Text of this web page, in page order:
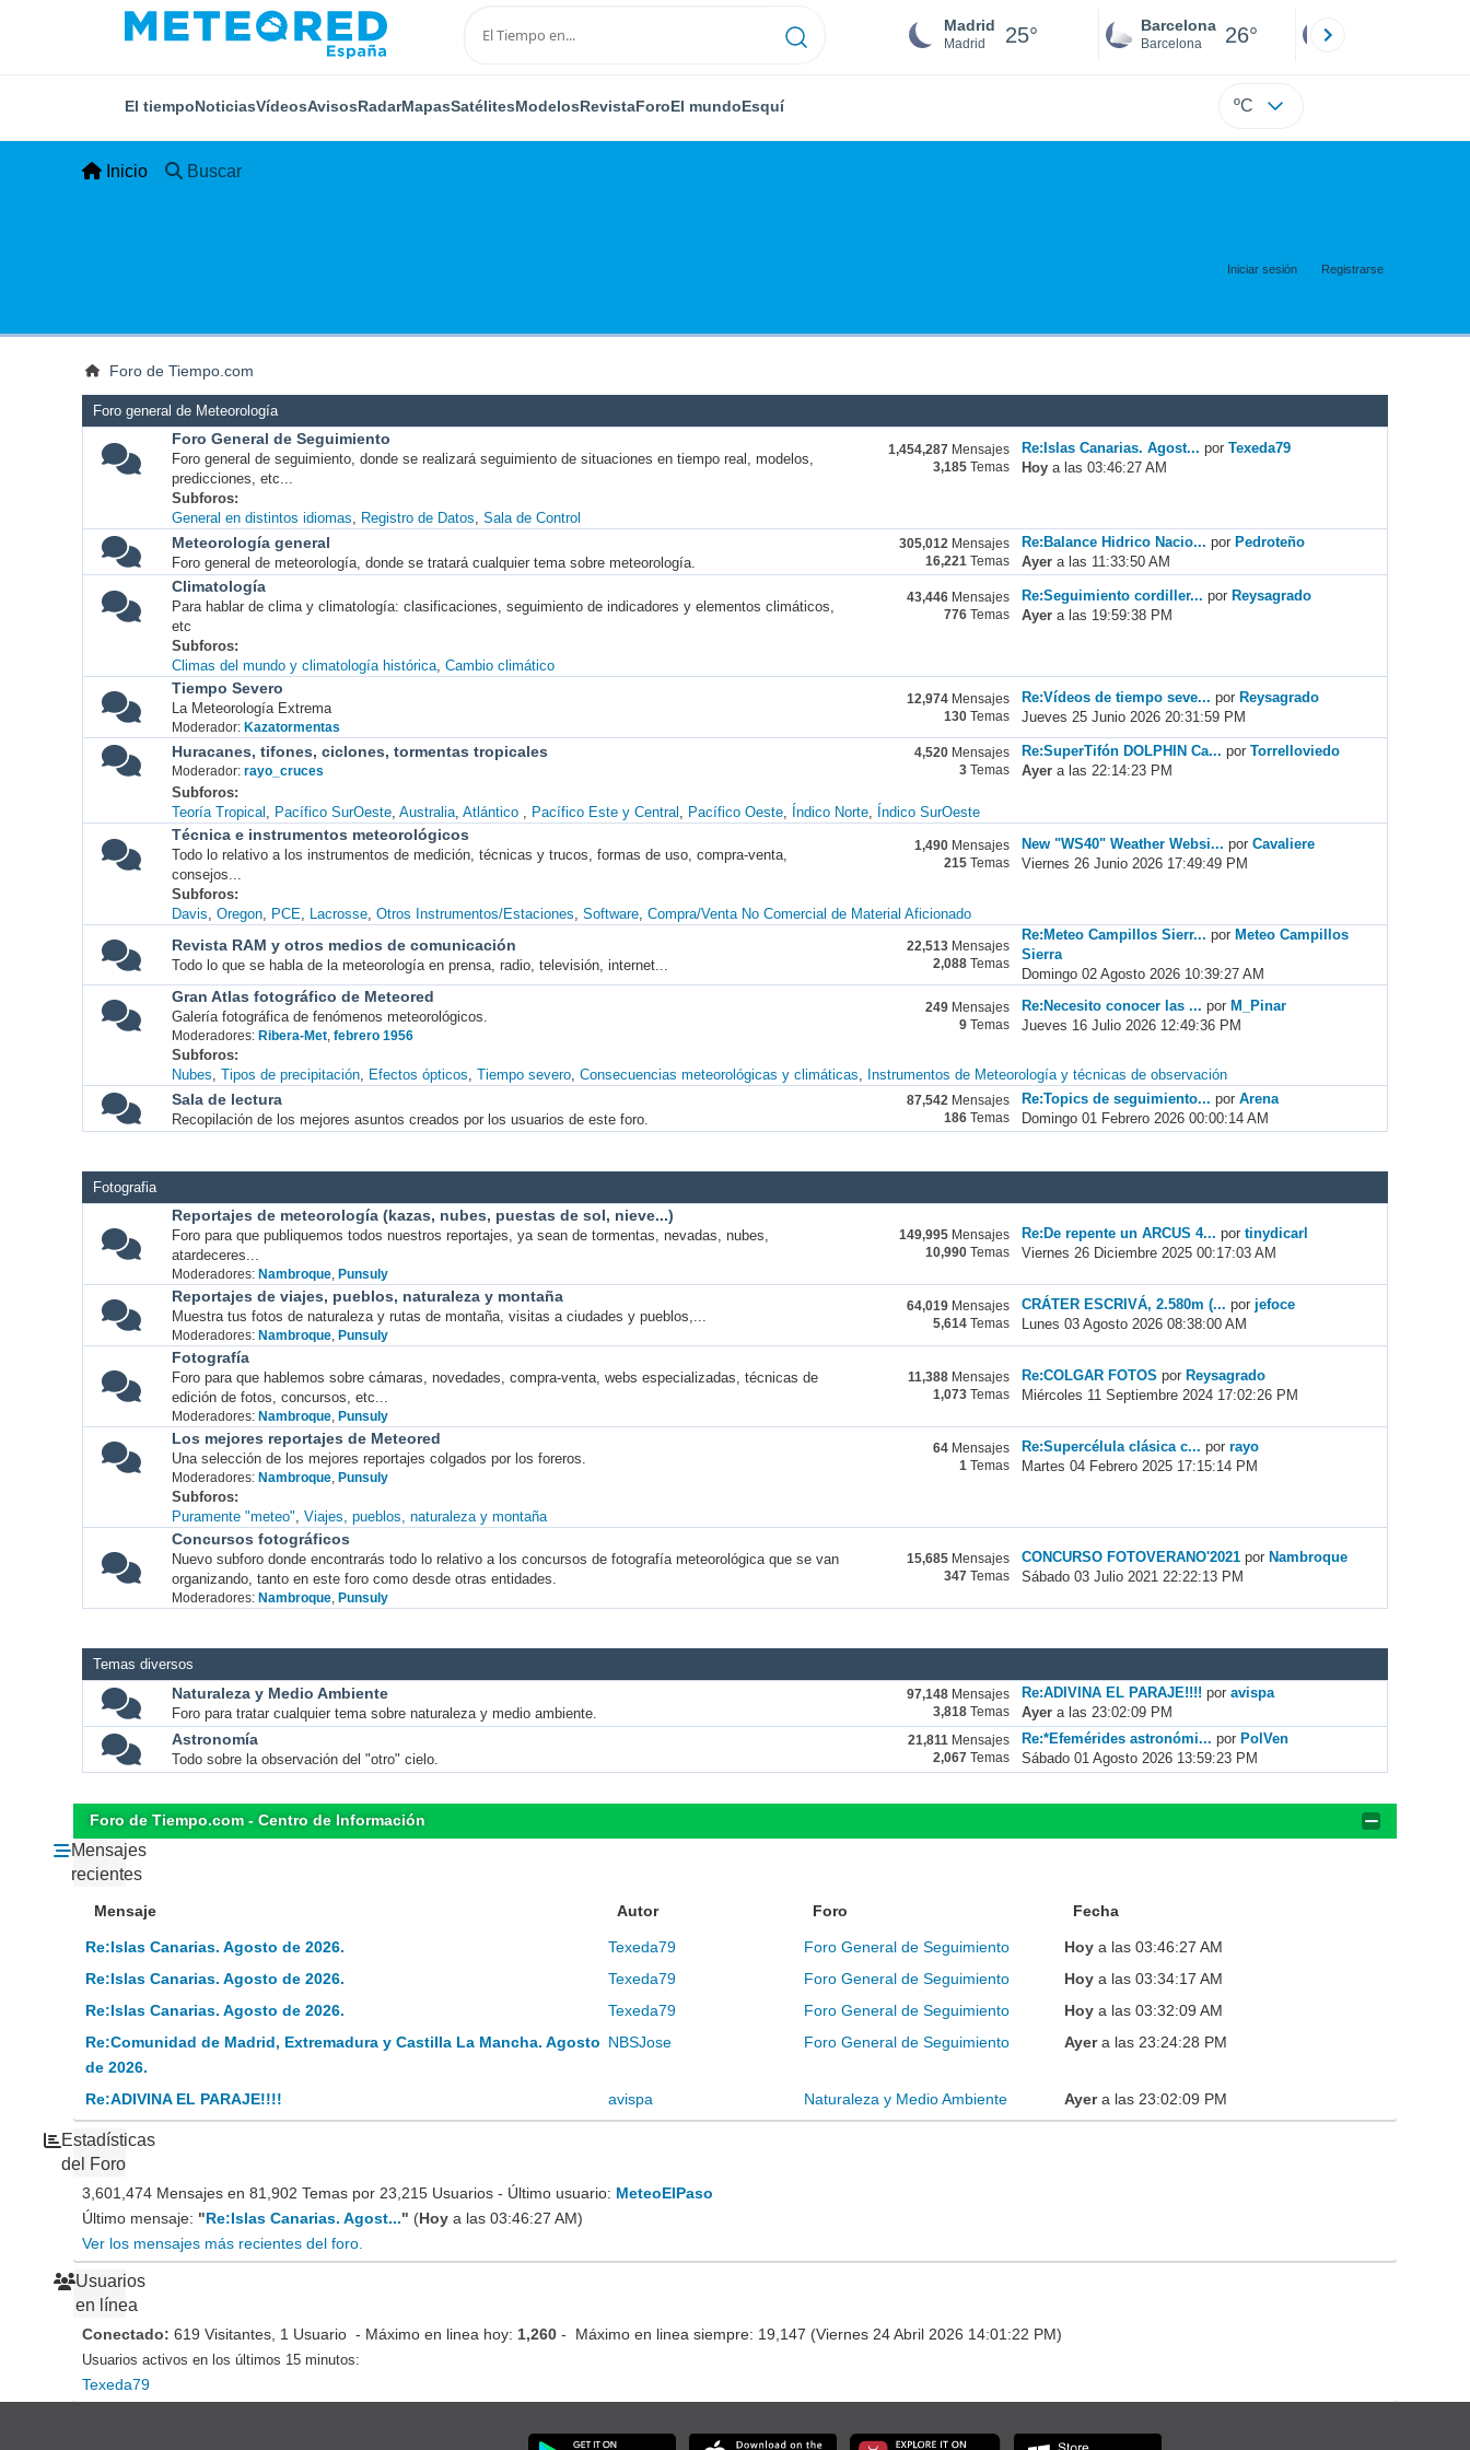
Madrid
Madrid 25° Barcelona
Barcelona 26°
El tiempoNoticiasVídeosAvisosRadarMapasSatélitesModelosRevistaForoEl mundoEsquí ºC
Inicio Buscar
Iniciar sesión Registrarse
Foro de Tiempo.com
Foro general de Meteorología
Foro General de Seguimiento
Foro general de seguimiento, donde se realizará seguimiento de situaciones en tiempo real, modelos,
predicciones, etc...
1,454,287 Mensajes
3,185 Temas
Re:Islas Canarias. Agost... porTexeda79
Hoy a las 03:46:27 AM
Subforos
General en distintos idiomas
Registro de Datos Sala de Control
Meteorología general
Foro general de meteorología, donde se tratará cualquier tema sobre meteorología.
305,012 Mensajes
16,221 Temas
Re:Balance Hidrico Nacio... porPedroteño
Ayer a las 11:33:50 AM
Climatología
Para hablar de clima y climatología: clasificaciones, seguimiento de indicadores y elementos climáticos,
etc
43,446 Mensajes
776 Temas
Re:Seguimiento cordiller... por Reysagrado
Ayer a las 19:59:38 PM
Subforos
Climas del mundo y climatología histórica Cambio climático
Tiempo Severo
La Meteorología Extrema
Moderador: Kazatormentas
12,974 Mensajes
130 Temas
Re:Vídeos de tiempo seve... porReysagrado
Jueves 25 Junio 2026 20:31:59 PM
Huracanes, tifones, ciclones, tormentas tropicales
Moderador: rayo_cruces
4,520 Mensajes
3 Temas
Re:SuperTifón DOLPHIN Ca... porTorrelloviedo
Ayer a las 22:14:23 PM
Subforos
Teoría Tropical
Pacífico SurOeste Australia Atlántico Pacífico Este y Central Pacífico Oeste Índico Norte Índico SurOeste
Técnica e instrumentos meteorológicos
Todo lo relativo a los instrumentos de medición, técnicas y trucos, formas de uso, compra-venta,
consejos...
1,490 Mensajes
215 Temas
New "WS40" Weather Websi... porCavaliere
Viernes 26 Junio 2026 17:49:49 PM
Subforos
Davis Oregon PCE Lacrosse Otros Instrumentos/Estaciones Software Compra/Venta No Comercial de Material Aficionado
Revista RAM y otros medios de comunicación
Todo lo que se habla de la meteorología en prensa, radio, televisión, internet...
22,513 Mensajes
2,088 Temas
Re:Meteo Campillos Sierr... por Meteo Campillos
Sierra
Domingo 02 Agosto 2026 10:39:27 AM
Gran Atlas fotográfico de Meteored
Galería fotográfica de fenómenos meteorológicos.
Moderadores: Ribera-Met, febrero 1956
249 Mensajes
9 Temas
Re:Necesito conocer las ... porM_Pinar
Jueves 16 Julio 2026 12:49:36 PM
Subforos
Nubes Tipos de precipitación Efectos ópticos Tiempo severo Consecuencias meteorológicas y climáticas Instrumentos de Meteorología y técnicas de observación
Sala de lectura
Recopilación de los mejores asuntos creados por los usuarios de este foro.
87,542 Mensajes
186 Temas
Re:Topics de seguimiento... porArena
Domingo 01 Febrero 2026 00:00:14 AM
Fotografia
Reportajes de meteorología (kazas, nubes, puestas de sol, nieve...)
Foro para que publiquemos todos nuestros reportajes, ya sean de tormentas, nevadas, nubes,
atardeceres...
Moderadores: Nambroque, Punsuly
149,995 Mensajes
10,990 Temas
Re:De repente un ARCUS 4... portinydicarl
Viernes 26 Diciembre 2025 00:17:03 AM
Reportajes de viajes, pueblos, naturaleza y montaña
Muestra tus fotos de naturaleza y rutas de montaña, visitas a ciudades y pueblos,...
Moderadores: Nambroque, Punsuly
64,019 Mensajes
5,614 Temas
CRÁTER ESCRIVÁ, 2.580m (... por jefoce
Lunes 03 Agosto 2026 08:38:00 AM
Fotografía
Foro para que hablemos sobre cámaras, novedades, compra-venta, webs especializadas, técnicas de
edición de fotos, concursos, etc...
Moderadores: Nambroque, Punsuly
11,388 Mensajes
1,073 Temas
Re:COLGAR FOTOS por Reysagrado
Miércoles 11 Septiembre 2024 17:02:26 PM
Los mejores reportajes de Meteored
Una selección de los mejores reportajes colgados por los foreros.
Moderadores: Nambroque, Punsuly
64 Mensajes
1 Temas
Re:Supercélula clásica c... porrayo
Martes 04 Febrero 2025 17:15:14 PM
Subforos
Puramente "meteo" Viajes, pueblos, naturaleza y montaña
Concursos fotográficos
Nuevo subforo donde encontrarás todo lo relativo a los concursos de fotografía meteorológica que se van
organizando, tanto en este foro como desde otras entidades.
Moderadores: Nambroque, Punsuly
15,685 Mensajes
347
Temas
CONCURSO FOTOVERANO'2021 por Nambroque
Sábado 03 Julio 2021 22:22:13 PM
Temas diversos
Naturaleza y Medio Ambiente
Foro para tratar cualquier tema sobre naturaleza y medio ambiente.
97,148 Mensajes
3,818 Temas
Re:ADIVINA EL PARAJE!!!! poravispa
Ayer a las 23:02:09 PM
Astronomía
Todo sobre la observación del "otro" cielo.
21,811 Mensajes
2,067
Temas
Re:*Efemérides astronómi... por PolVen
Sábado 01 Agosto 2026 13:59:23 PM
Foro de Tiempo.com - Centro de Información
Mensajes
recientes
Mensaje Autor Foro Fecha
Re:Islas Canarias. Agosto de 2026. Texeda79 Foro General de Seguimiento Hoy a las 03:46:27 AM
Re:Islas Canarias. Agosto de 2026.
Texeda79 Foro General de Seguimiento Hoy a las 03:34:17 AM
Re:Islas Canarias. Agosto de 2026.
Texeda79 Foro General de Seguimiento Hoy a las 03:32:09 AM
Re:Comunidad de Madrid, Extremadura y Castilla La Mancha. Agosto
de 2026.
NBSJose Foro General de Seguimiento Ayera las 23:24:28 PM
Re:ADIVINA EL PARAJE!!!! avispa Naturaleza y Medio Ambiente Ayera las 23:02:09 PM
Estadísticas
del Foro
3,601,474 Mensajes en 81,902 Temas por 23,215 Usuarios - Último usuario: MeteoElPaso
Último mensaje: "Re:Islas Canarias. Agost..." (Hoy a las 03:46:27 AM)
Ver los mensajes más recientes del foro.
Usuarios
en línea
Conectado:619 Visitantes, 1 Usuario - Máximo en linea hoy: 1,260 - Máximo en linea siempre: 19,147 (Viernes 24 Abril 2026 14:01:22 PM)
Usuarios activos en los últimos 15 minutos:
Texeda79